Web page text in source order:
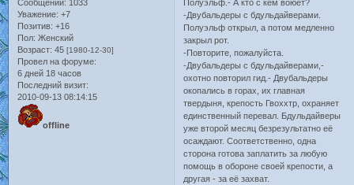
Сообщений: 1033
Уважение: +7
Позитив: +16
Пол: Женский
Возраст: 45 [1980-12-30]
Провел на форуме:
6 дней 18 часов
Последний визит:
2010-09-13 08:14:15
offline
Полуэльф.- А кто с кем воюет?
-Двубальдеры с бдульдайверами.
Полуэльф открыл, а потом медленно
закрыл рот.
-Повторите, пожалуйста.
-Двубальдеры с бдульдайверами,-
охотно повторил гид.- Двубальдеры
окопались в горах, их главная
твердыня, крепость Гвоххтр, охраняет
единственный перевал. Бдульдайверы
уже второй месяц безрезультатно её
осаждают. Соответственно, одна
сторона готова заплатить за любую
помощь в обороне своей крепости, а
другая - за её захват.